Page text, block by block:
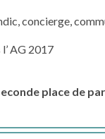
concierge,
AG 2017
place de